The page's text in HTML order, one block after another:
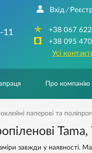
11
Вхід /
+38 067
+38 095
Усі
Про компанію
паперові та
Tama,
завжди у наявності.